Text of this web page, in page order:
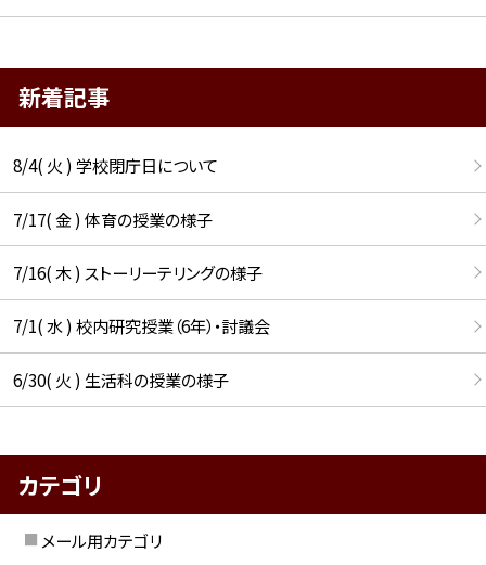
新着記事
8/4( 火 ) 学校閉庁日について
7/17( 金 ) 体育の授業の様子
7/16( 木 ) ストーリーテリングの様子
7/1( 水 ) 校内研究授業（6年）・討議会
6/30( 火 ) 生活科の授業の様子
カテゴリ
メール用カテゴリ